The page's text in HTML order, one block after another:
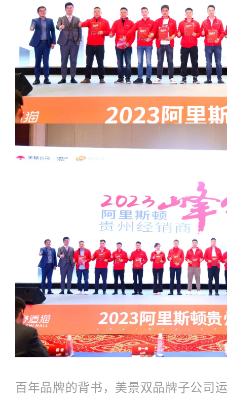
百年品牌的背书，美景双品牌子公司